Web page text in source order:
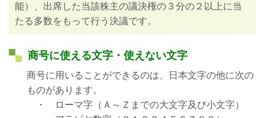
能）、出席した当該株主の議決権の３分の２以上に当
たる多数をもって行う決議です。
商号に使える文字・使えない文字
商号に用いることができるのは、日本文字の他に次の
ものがあります。
・ ローマ字（Ａ～Ｚまでの大文字及び小文字）